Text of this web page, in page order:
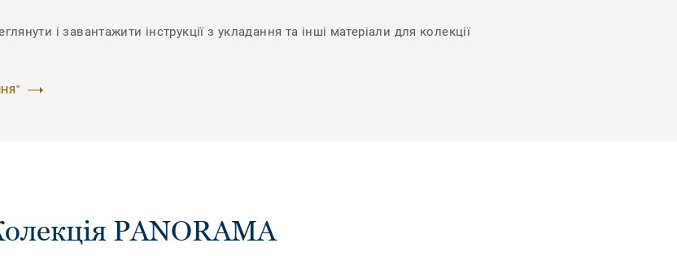
і завантажити інструкції з укладання та інші матеріали для колекції
PANORAMA